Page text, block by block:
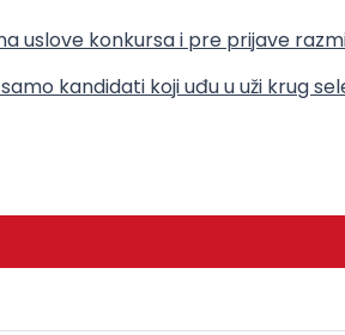
uslove konkursa i pre prijave
kandidati koji uđu u uži krug